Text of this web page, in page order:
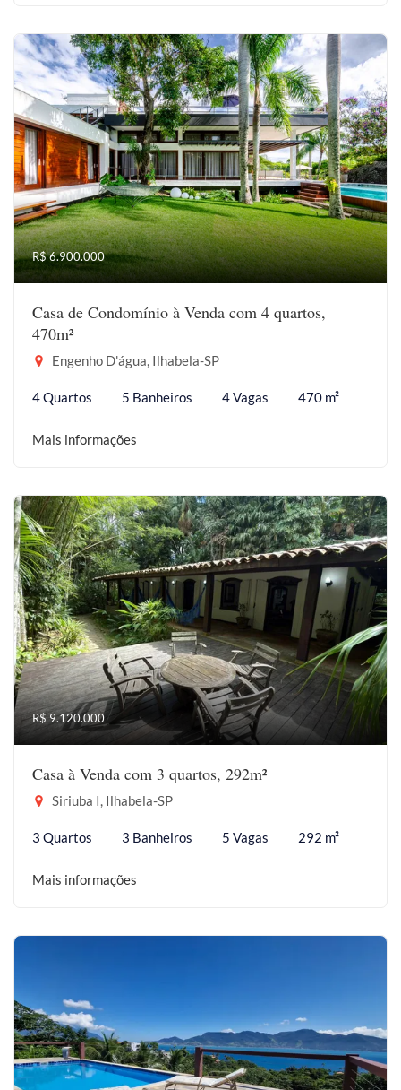
R$ 6.900.000
Casa de Condomínio à Venda com 4 quartos,
470m²
Engenho D'água, Ilhabela-SP
4 Quartos 5 Banheiros 4 Vagas 470 m²
Mais informações
R$ 9.120.000
Casa à Venda com 3 quartos, 292m²
Siriuba I, Ilhabela-SP
3 Quartos 3 Banheiros 5 Vagas 292 m²
Mais informações